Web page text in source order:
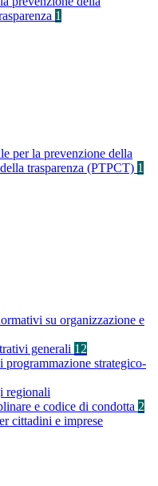
1
per la prevenzione della
trasparenza (PTPCT) 1
su organizzazione e
generali 12
programmazione strategico-
regionali
e codice di condotta 2
cittadini e imprese